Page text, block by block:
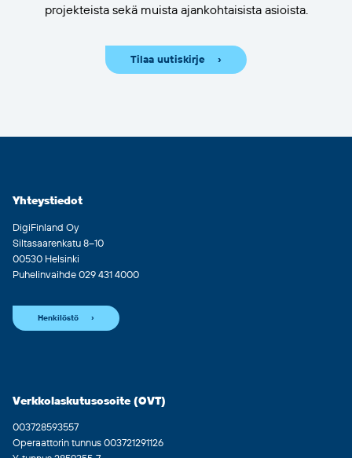
projekteista sekä muista ajankohtaisista asioista.
Tilaa uutiskirje
Yhteystiedot
DigiFinland Oy
Siltasaarenkatu 8–10
00530 Helsinki
Puhelinvaihde 029 431 4000
Henkilöstö
Verkkolaskutusosoite (OVT)
003728593557
Operaattorin tunnus 003721291126